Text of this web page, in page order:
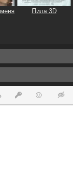
Пила 3D
список
ссылку
ВставитьВставить